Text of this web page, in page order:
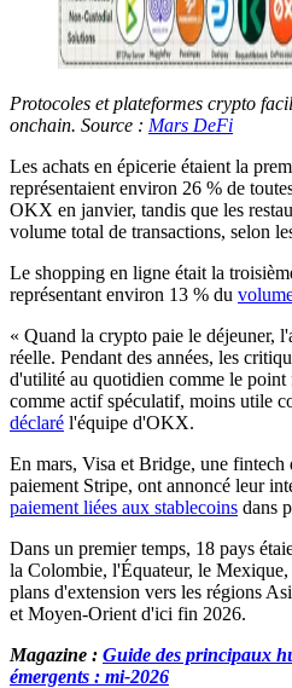
Protocoles et plateformes crypto
onchain. Source : Mars DeFi
Les achats en épicerie étaient la
représentaient environ 26 % de
OKX en janvier, tandis que les
volume total de transactions, selon
Le shopping en ligne était la
représentant environ 13 % du
« Quand la crypto paie le déjeuner,
réelle. Pendant des années, les
d'utilité au quotidien comme le
comme actif spéculatif, moins utile
déclaré l'équipe d'OKX.
En mars, Visa et Bridge, une fintech
paiement Stripe, ont annoncé leur
paiement liées aux stablecoins dans
Dans un premier temps, 18 pays
la Colombie, l'Équateur, le
plans d'extension vers les régions
et Moyen-Orient d'ici fin 2026.
Magazine : Guide des principaux
émergents : mi-2026